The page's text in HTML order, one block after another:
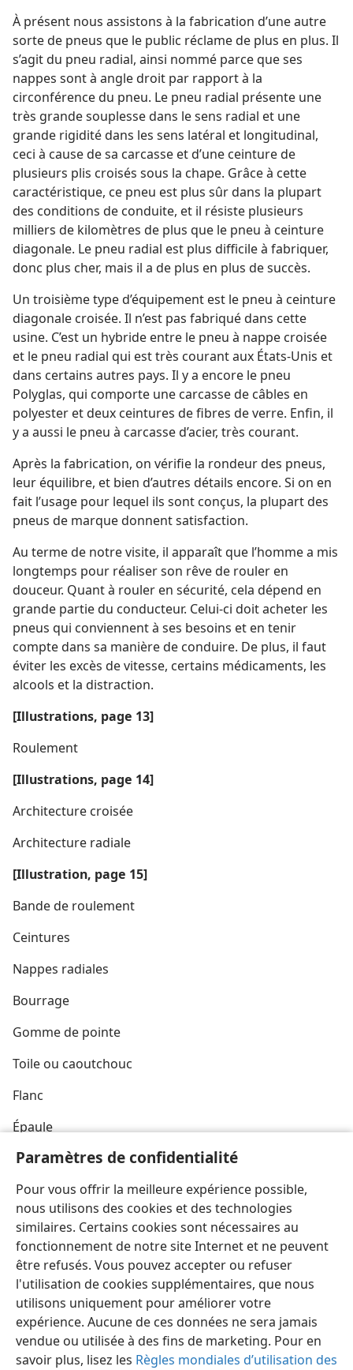
Paramètres de confidentialité
Pour vous offrir la meilleure expérience possible,
nous utilisons des cookies et des technologies
similaires. Certains cookies sont nécessaires au
fonctionnement de notre site Internet et ne peuvent
être refusés. Vous pouvez accepter ou refuser
l'utilisation de cookies supplémentaires, que nous
utilisons uniquement pour améliorer votre
expérience. Aucune de ces données ne sera jamais
vendue ou utilisée à des fins de marketing. Pour en
savoir plus, lisez les Règles mondiales d’utilisation des
À présent nous assistons à la fabrication d’une autre
sorte de pneus que le public réclame de plus en plus. Il
s’agit du pneu radial, ainsi nommé parce que ses
nappes sont à angle droit par rapport à la
circonférence du pneu. Le pneu radial présente une
très grande souplesse dans le sens radial et une
grande rigidité dans les sens latéral et longitudinal,
ceci à cause de sa carcasse et d’une ceinture de
plusieurs plis croisés sous la chape. Grâce à cette
caractéristique, ce pneu est plus sûr dans la plupart
des conditions de conduite, et il résiste plusieurs
milliers de kilomètres de plus que le pneu à ceinture
diagonale. Le pneu radial est plus difficile à fabriquer,
donc plus cher, mais il a de plus en plus de succès.
Un troisième type d’équipement est le pneu à ceinture
diagonale croisée. Il n’est pas fabriqué dans cette
usine. C’est un hybride entre le pneu à nappe croisée
et le pneu radial qui est très courant aux États-Unis et
dans certains autres pays. Il y a encore le pneu
Polyglas, qui comporte une carcasse de câbles en
polyester et deux ceintures de fibres de verre. Enfin, il
y a aussi le pneu à carcasse d’acier, très courant.
Après la fabrication, on vérifie la rondeur des pneus,
leur équilibre, et bien d’autres détails encore. Si on en
fait l’usage pour lequel ils sont conçus, la plupart des
pneus de marque donnent satisfaction.
Au terme de notre visite, il apparaît que l’homme a mis
longtemps pour réaliser son rêve de rouler en
douceur. Quant à rouler en sécurité, cela dépend en
grande partie du conducteur. Celui-ci doit acheter les
pneus qui conviennent à ses besoins et en tenir
compte dans sa manière de conduire. De plus, il faut
éviter les excès de vitesse, certains médicaments, les
alcools et la distraction.
[Illustrations, page 13]
Roulement
[Illustrations, page 14]
Architecture croisée
Architecture radiale
[Illustration, page 15]
Bande de roulement
Ceintures
Nappes radiales
Bourrage
Gomme de pointe
Toile ou caoutchouc
Flanc
Épaule
Sculptures transversales
Sculptures longitudinales
Français Partager Préférences
Copyright © 2026 Watch Tower Bible and Tract Society of Pennsylvania
Conditions d’utilisation
Règles de confidentialité
Paramètres de confidentialité
JW.ORG Se connecter